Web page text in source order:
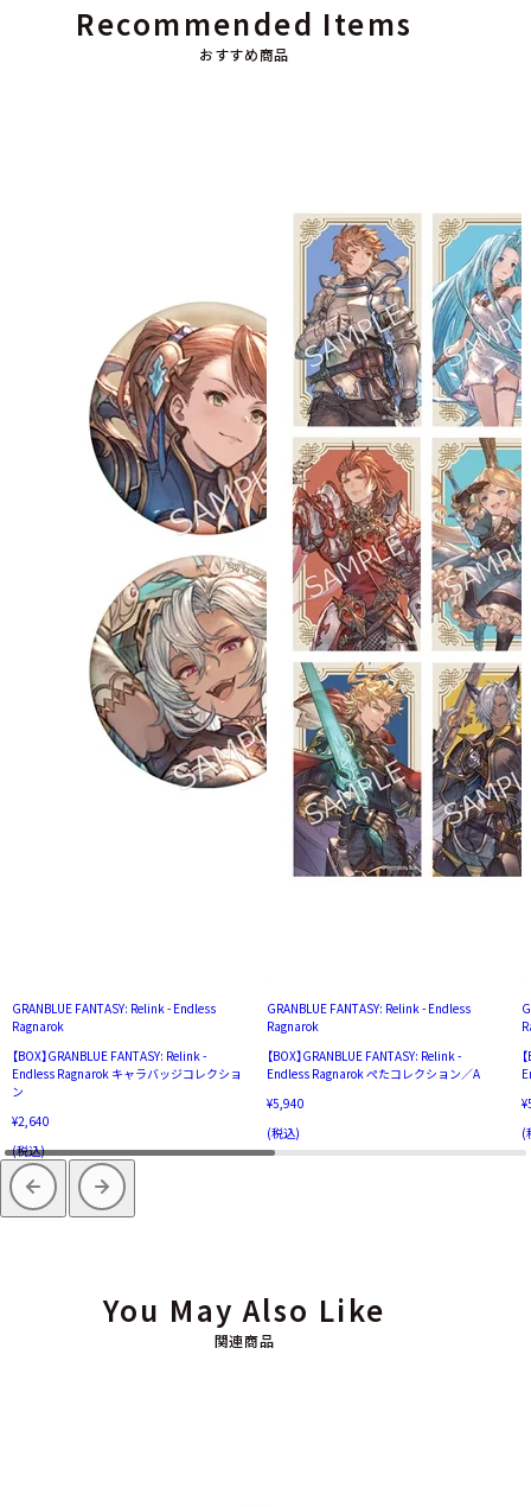
おすすめ商品
Recommended Items
GRANBLUE FANTASY: Relink - Endless
Ragnarok
【BOX】GRANBLUE FANTASY: Relink -
Endless Ragnarok キャラバッジコレクショ
ン
¥2,640
(税込)
GRANBLUE FANTASY: Relink - Endless
Ragnarok
【BOX】GRANBLUE FANTASY: Relink -
Endless Ragnarok ぺたコレクション／A
¥5,940
(税込)
(
関連商品
You May Also Like